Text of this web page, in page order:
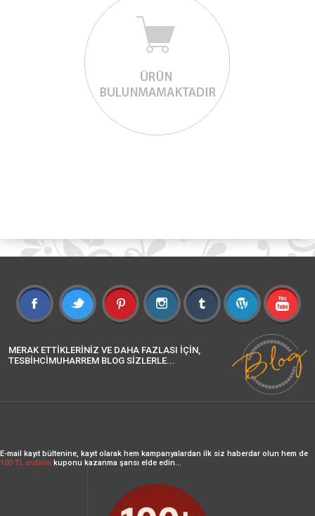
MERAK ETTİKLERİNİZ VE DAHA FAZLASI İÇİN,
TESBİHCİMUHARREM BLOG SİZLERLE...
E-mail kayıt bültenine, kayıt olarak hem kampanyalardan ilk siz haberdar olun hem de
100 TL indirim kuponu kazanma şansı elde edin...